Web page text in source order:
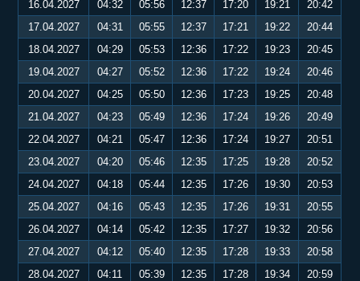
16.04.2027 04:32 05:56 12:37 17:20 19:21
20:42
17.04.2027
04:31 05:55 12:37 17:21 19:22
20:44
18.04.2027
04:29 05:53 12:36 17:22 19:23
20:45
19.04.2027
04:27 05:52 12:36 17:22 19:24
20:46
20.04.2027
04:25 05:50 12:36 17:23 19:25
20:48
21.04.2027
04:23 05:49 12:36 17:24 19:26
20:49
22.04.2027
04:21 05:47 12:36 17:24 19:27
20:51
23.04.2027
04:20 05:46 12:35 17:25 19:28
20:52
24.04.2027
04:18 05:44 12:35 17:26 19:30
20:53
25.04.2027
04:16 05:43 12:35 17:26 19:31
20:55
26.04.2027
04:14 05:42 12:35 17:27 19:32
20:56
27.04.2027
04:12 05:40 12:35 17:28 19:33
20:58
28.04.2027
04:11 05:39 12:35 17:28 19:34
20:59